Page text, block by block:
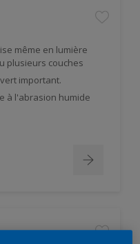
même en lumière
plusieurs couches
important.
à l'abrasion humide